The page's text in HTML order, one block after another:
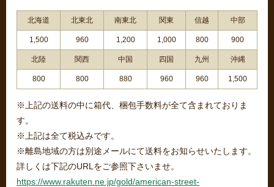
北海道 北東北 南東北 関東 信越 中部
1,500 960 1,200 1,000 800 900
北陸 関西 中国 四国 九州 沖縄
800 800 880 960 960 1,500
※上記の送料の中に箱代、梱包手数料が全て含まれておりま
す。
※上記は全て税込みです。
※離島地域の方は別途メールにて送料をお知らせいたします。
詳しくは下記のURLをご参照下さいませ。
https://www.rakuten.ne.jp/gold/american-street-